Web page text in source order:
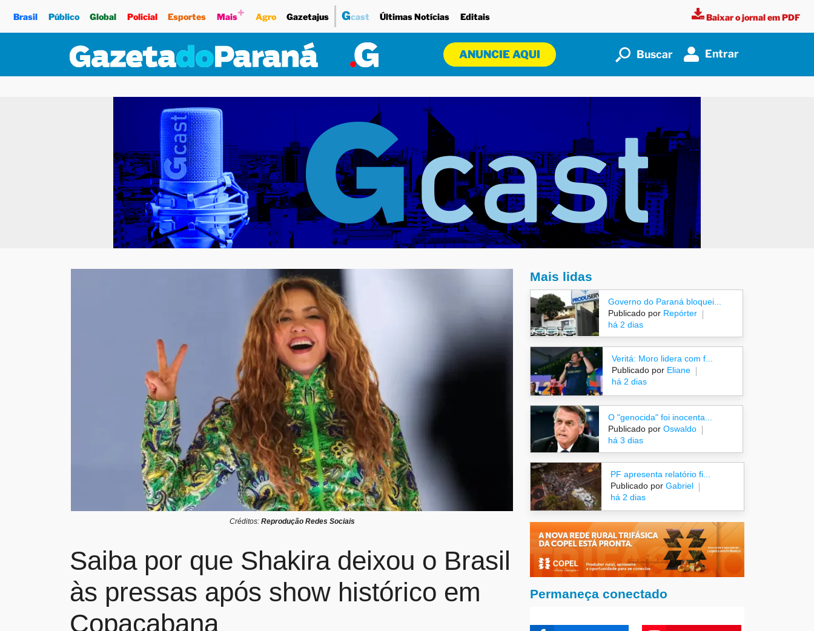
Brasil Público Global Policial Esportes Mais+ Agro Gazetajus Gcast Últimas Notícias Editais Baixar o jornal em PDF
ANUNCIE AQUI Buscar Entrar
Créditos: Reprodução Redes Sociais
Saiba por que Shakira deixou o Brasil
às pressas após show histórico em
Copacabana
Mais lidas
Governo do Paraná bloquei...
Publicado por Repórter
há 2 dias
Veritá: Moro lidera com f...
Publicado porEliane
há 2 dias
O "genocida" foi inocenta...
Publicado por Oswaldo
há 3 dias
PF apresenta relatório fi...
Publicado por Gabriel
há 2 dias
Permaneça conectado